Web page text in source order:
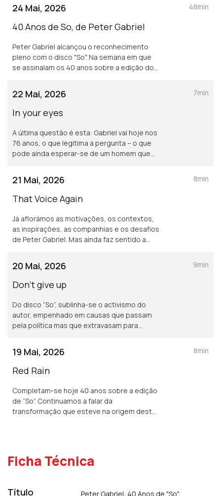
24 Mai, 2026
40 Anos de So, de Peter Gabriel
Peter Gabriel alcançou o reconhecimento
pleno com o disco "So". Na semana em que
se assinalam os 40 anos sobre a edição do
48min
22 Mai, 2026
In your eyes
A última questão é esta: Gabriel vai hoje nos
76 anos, o que legitima a pergunta – o que
pode ainda esperar-se de um homem que
7min
21 Mai, 2026
That Voice Again
Já aflorámos as motivações, os contextos,
as inspirações, as companhias e os desafios
de Peter Gabriel. Mas ainda faz sentido a
8min
20 Mai, 2026
Don't give up
Do disco “So”, sublinha-se o activismo do
autor, empenhado em causas que passam
pela política mas que extravasam para
uma novidade, pois não?
9min
19 Mai, 2026
Red Rain
Completam-se hoje 40 anos sobre a edição
de “So”. Continuamos a falar da
transformação que esteve na origem deste
8min
Ficha Técnica
Título Peter Gabriel: 40 Anos de "So"